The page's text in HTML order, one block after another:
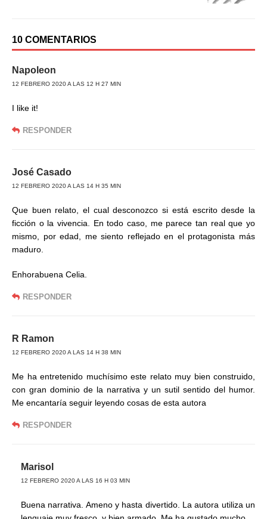
10 COMENTARIOS
Napoleon
12 FEBRERO 2020 A LAS 12 H 27 MIN
I like it!
RESPONDER
José Casado
12 FEBRERO 2020 A LAS 14 H 35 MIN
Que buen relato, el cual desconozco si está escrito desde la
ficción o la vivencia. En todo caso, me parece tan real que yo
mismo, por edad, me siento reflejado en el protagonista más
maduro.
Enhorabuena Celia.
RESPONDER
R Ramon
12 FEBRERO 2020 A LAS 14 H 38 MIN
Me ha entretenido muchísimo este relato muy bien construido,
con gran dominio de la narrativa y un sutil sentido del humor.
Me encantaría seguir leyendo cosas de esta autora
RESPONDER
Marisol
12 FEBRERO 2020 A LAS 16 H 03 MIN
Buena narrativa. Ameno y hasta divertido. La autora utiliza un